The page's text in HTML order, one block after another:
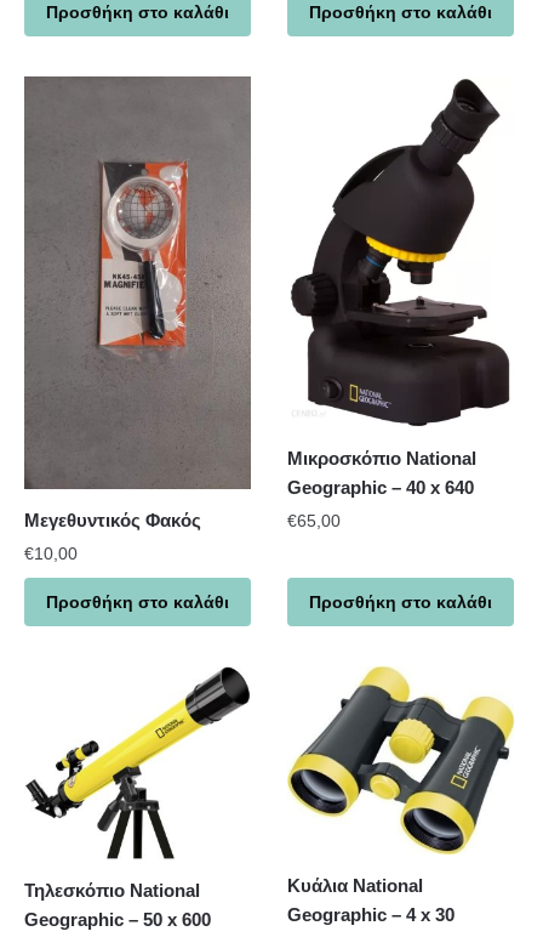
Προσθήκη στο καλάθι Προσθήκη στο καλάθι
Μεγεθυντικός Φακός
€10,00
Προσθήκη στο καλάθι
Μικροσκόπιο National
Geographic – 40 x 640
€65,00
Προσθήκη στο καλάθι
Τηλεσκόπιο National
Geographic – 50 x 600
Κυάλια National
Geographic – 4 x 30